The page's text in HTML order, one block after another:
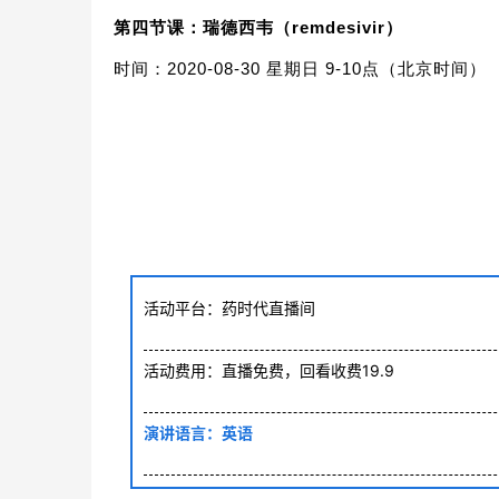
第四节课： 瑞德西韦（remdesivir）
时间：2020-08-30 星期日 9-10点（北京时间）
活动平台：药时代直播间
活动费用：直播免费，回看收费19.9
演讲语言：英语